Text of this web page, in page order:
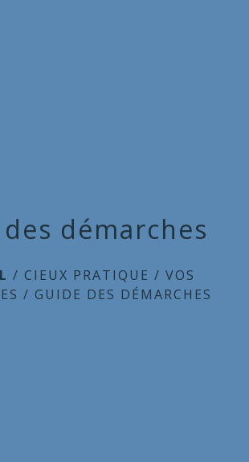
démarches
/ CIEUX PRATIQUE / VOS
/ GUIDE DES DÉMARCHES